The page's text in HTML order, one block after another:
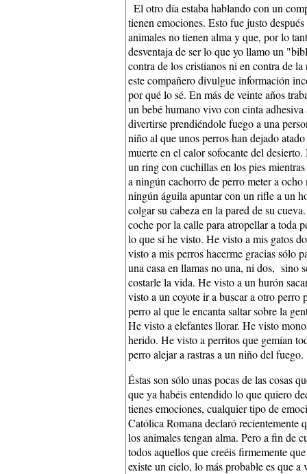
El otro día estaba hablando con un
tienen emociones. Esto fue justo
animales no tienen alma y que, por lo
desventaja de ser lo que yo llamo un
contra de los cristianos ni en contra de
este compañero divulgue información
por qué lo sé. En más de veinte años
un bebé humano vivo con cinta
divertirse prendiéndole fuego a una
niño al que unos perros han dejado
muerte en el calor sofocante del
un ring con cuchillas en los pies
a ningún cachorro de perro meter a
ningún águila apuntar con un rifle a un
colgar su cabeza en la pared de su
coche por la calle para atropellar a toda
lo que sí he visto. He visto a mis gatos
visto a mis perros hacerme gracias sólo
una casa en llamas no una, ni dos, sino
costarle la vida. He visto a un hurón
visto a un coyote ir a buscar a otro perro
perro al que le encanta saltar sobre la
He visto a elefantes llorar. He visto
herido. He visto a perritos que gemían
perro alejar a rastras a un niño del fuego.
Éstas son sólo unas pocas de las cosas
que ya habéis entendido lo que quiero
tienes emociones, cualquier tipo de
Católica Romana declaró recientemente
los animales tengan alma. Pero a fin de
todos aquellos que creéis firmemente
existe un cielo, lo más probable es que